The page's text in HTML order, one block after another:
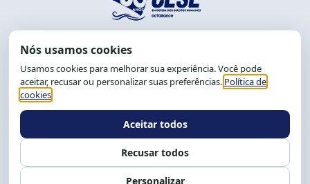
End.: R. da Graça, 150. Graça
CEP: 40.150-055
Salvador-BA, Brasil.
Tel.: (71) 2104-5457, Cel.: (71) 9 9239-2104 ou 2105
Expediente: 8h às 12h e 13 às 17h.
Siga nossas redes Fale conosco